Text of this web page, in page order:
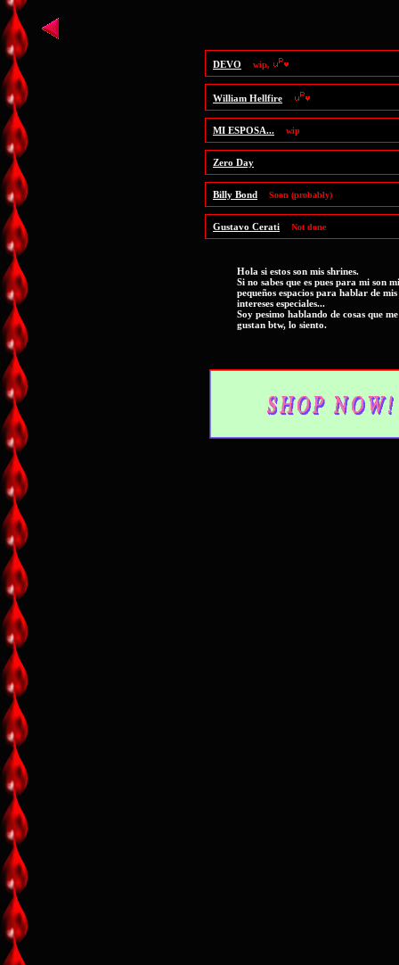
DEVO wip,
William Hellfire
MI ESPOSA... wip
Zero Day
Billy Bond Soon (probably)
Gustavo Cerati Not done
Hola si estos son mis shrines.
Si no sabes que es pues para mi son
pequeños espacios para hablar de mis
intereses especiales...
Soy pesimo hablando de cosas que me
gustan btw, lo siento.